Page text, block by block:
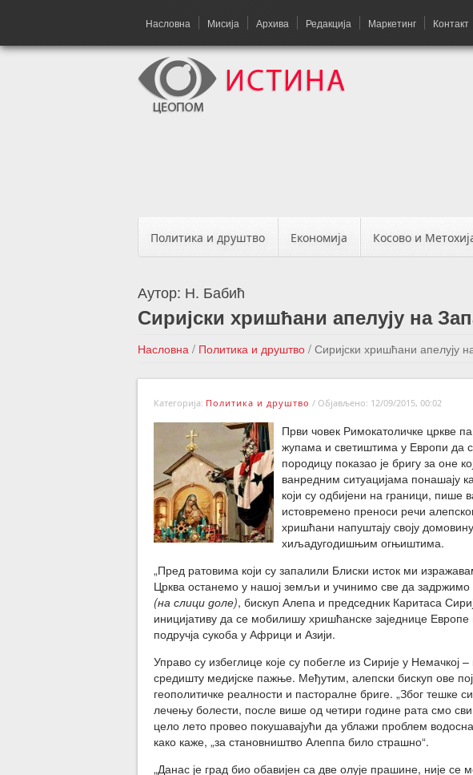
Насловна Мисија Архива Редакција Маркетинг Контакт
Политика и друштво Економија Косово и
Аутор: Н. Бабић
Сиријски хришћани апелују на
Насловна / Политика и друштво / Сиријски хришћани апелују
Категорија: Политика и друштво / Објављено: 12/09/2015, 00:02
Први човек Римокатоличке цркве
жупама и светиштима у Европи да
породицу показао је бригу за оне
ванредним ситуацијама понашају
који су одбијени на граници, пише
истовремено преноси речи
хришћани напуштају своју
хиљадугодишњим огњиштима.
„Пред ратовима који су запалили Блиски исток ми
Црква останемо у нашој земљи и учинимо све да задржимо
(на слици доле), бискуп Алепа и председник Каритаса
иницијативу да се мобилишу хришћанске заједнице Европе
подручја сукоба у Африци и Азији.
Управо су избеглице које су побегле из Сирије у Немачкој
средишту медијске пажње. Међутим, алепски бискуп ове
геополитичке реалности и пасторалне бриге. „Због тешке
лечењу болести, после више од четири године рата смо
цело лето провео покушавајући да ублажи проблем
како каже, „за становништво Алеппа било страшно“.
„Данас је град био обавијен са две олује прашине, није се